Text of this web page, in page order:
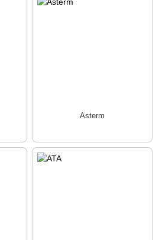
Asterm